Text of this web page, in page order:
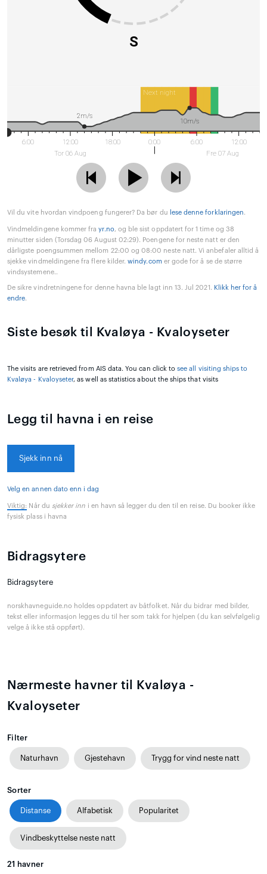
S
Next night
6:00
12:00
Tor 06 Aug
18:00 0:00 6:00
12:00
Fre 07 Aug
10m/s
2m/s
Vil du vite hvordan vindpoeng fungerer? Da bør du lese denne forklaringen.
Vindmeldingene kommer frayr.no, og ble sist oppdatert for 1 time og 38
minutter siden (Torsdag 06 August 02:29). Poengene for neste natt er den
dårligste poengsummen mellom 22:00 og 08:00 neste natt. Vi anbefaler alltid å
sjekke vindmeldingene fra flere kilder.windy.comer gode for å se de større
vindsystemene..
De sikre vindretningene for denne havna ble lagt inn 13. Jul 2021. Klikk her for å
endre.
Siste besøk til Kvaløya - Kvaloyseter
The visits are retrieved from AIS data. You can click tosee all visiting ships to
Kvaløya - Kvaloyseter, as well as statistics about the ships that visits
Legg til havna i en reise
Sjekk inn nå
Velg en annen dato enn i dag
Viktig: Når du sjekker inn i en havn så legger du den til en reise. Du booker ikke
fysisk plass i havna
Bidragsytere
Bidragsytere
norskhavneguide.no holdes oppdatert av båtfolket. Når du bidrar med bilder,
tekst eller informasjon legges du til her som takk for hjelpen (du kan selvfølgelig
velge å ikke stå oppført).
Nærmeste havner til Kvaløya -
Kvaloyseter
Filter
Naturhavn Gjestehavn Trygg for vind neste natt
Sorter
Distanse Alfabetisk Popularitet
Vindbeskyttelse neste natt
21 havner